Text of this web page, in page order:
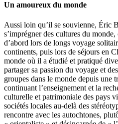
Un amoureux du monde
Aussi loin qu’il se souvienne, Éric
s’imprégner des cultures du
d’abord lors de longs voyage
continents, puis lors de séjours en
monde où il a étudié et pratiqué
partager sa passion du voyage et
groupes dans le monde depuis une
continuant l’enseignement et la
culturelle et patrimoniale des pays
sociétés locales au-delà des
rencontre avec les autochtones,